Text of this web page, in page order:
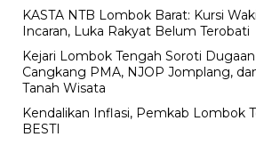
KASTA NTB Lombok Barat: Kursi
Incaran, Luka Rakyat Belum Terobati
Kejari Lombok Tengah Soroti
Cangkang PMA, NJOP Jomplang,
Tanah Wisata
Kendalikan Inflasi, Pemkab Lombok
BESTI